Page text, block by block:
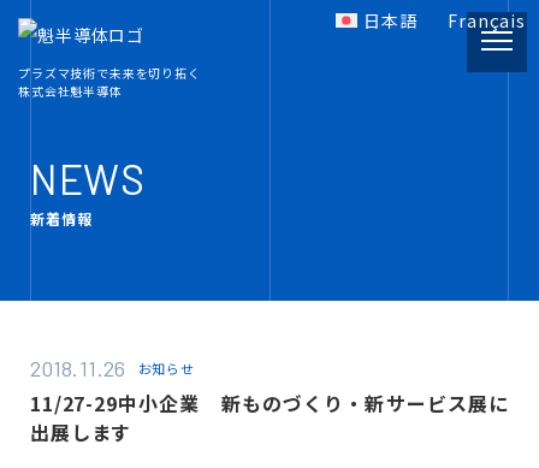
日本語 Français
プラズマ技術で未来を切り拓く
株式会社魁半導体
INFORMATION
会社概要
RECRUIT
NEWS
新着情報
2018.11.26 お知らせ
11/27-29中小企業 新ものづくり・新サービス展に
出展します